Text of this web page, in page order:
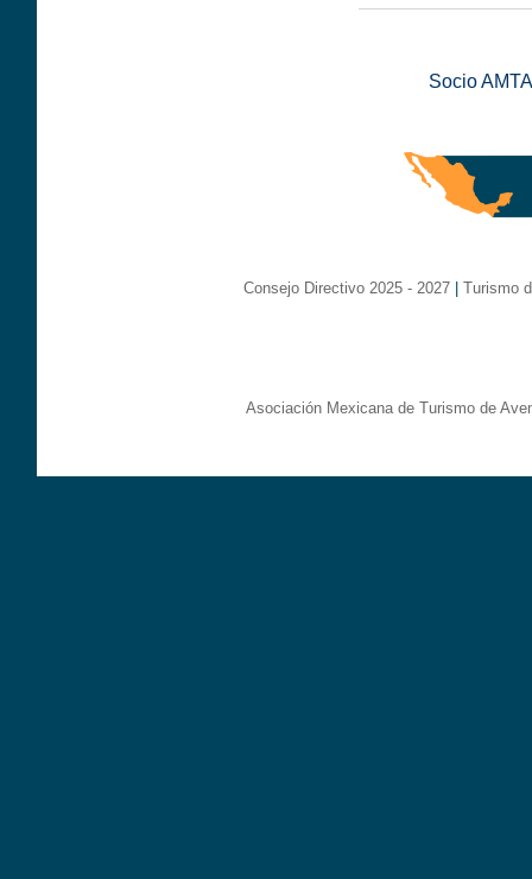
Socio
Consejo Directivo 2025 - 2027| Turismo
Asociación Mexicana de Turismo de